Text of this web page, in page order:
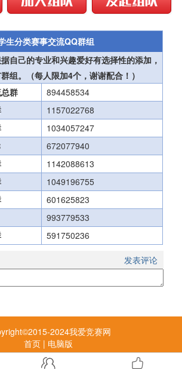
生分类赛事交流QQ群组
自己的专业和兴趣爱好有选择性的添加，
组。（每人限加4个，谢谢配合！）
群
894458534
1157022768
1034057247
672077940
1142088613
1049196755
601625823
993779533
591750236
发表评论
2024我爱竞赛网
首页 | 电脑版